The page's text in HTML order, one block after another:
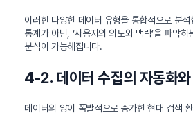
이러한 다양한 데이터 유형을 통합적으로 분
통계가 아닌, ‘사용자의 의도와 맥락’을 파악
분석이 가능해집니다.
4-2. 데이터 수집의 자동화
데이터의 양이 폭발적으로 증가한 현대 검색